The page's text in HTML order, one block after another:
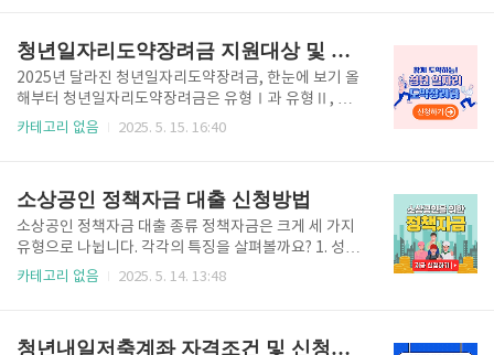
만큼만 사용하고, 사용한 금액에 대해서만 이자를 지불
하는 방식입니다. 즉, 300만원 한도를 받아도 50만원만
사용했다면 50만원에 대한 이자만 내면 되는 거죠.무엇
보다 토스 앱 하나로 쉽고 빠르게 신청할 수 있어 바쁜
현대인들에게 인기가 높은 대출 상품입니다. 대학생, 취
신청 ..
청년일자리도약장려금 지원대상 및 신청방법
2025년 달라진 청년일자리도약장려금, 한눈에 보기 올
해부터 청년일자리도약장려금은 유형Ⅰ과 유형Ⅱ, 두
가지로 나뉘어요.유형Ⅰ (기존 방식)기업 지원: 월 60만
1년간 최대 720만원청년 지원: 18개월 이상 근속 시 48
0만원 직접 수령!청년 대상: 만 15~34세 청년(일반)기
업 대상: 제조업 등 빈일자리 업종의 5인 이상 기업202
5년 12월 31일까지 취업한 청년만 유형Ⅱ 혜택을 받을
수 있어요. 서두르세요!지원 대상 아래 지원대상을 꼭
카테고리 없음 2025. 5. 15. 16:40
소상공인 정책자금 대출 신청방법
소상공인 정책자금 대출 종류 정책자금은 크게 세 가지
유형으로 나뉩니다. 각각의 특징을 살펴볼까요? 1. 성장
기반자금사업 성장과 경쟁력 강화를 위한 자금입니다.
카테고리 없음 2025. 5. 14. 13:48
청년내일저축계좌 자격조건 및 신청방법